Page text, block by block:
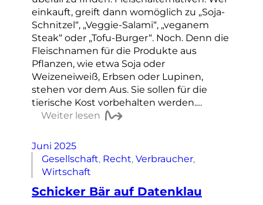
einkauft, greift dann womöglich zu „Soja-
Schnitzel“, „Veggie-Salami“, „veganem
Steak“ oder „Tofu-Burger“. Noch. Denn die
Fleischnamen für die Produkte aus
Pflanzen, wie etwa Soja oder
Weizeneiweiß, Erbsen oder Lupinen,
stehen vor dem Aus. Sie sollen für die
tierische Kost vorbehalten werden.…
Weiter lesen
Juni 2025
Gesellschaft, Recht, Verbraucher
Wirtschaft
Schicker Bär auf Datenklau